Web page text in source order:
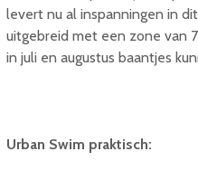
levert nu al inspanningen in
uitgebreid met een zone van
in juli en augustus baantjes
Urban Swim praktisch: